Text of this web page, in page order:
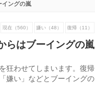
イングの嵐
現在（560） 嫌い（48） 復帰（11）
らはブーイングの嵐
狂わせてしまいます。復帰
嫌い」などとブーイングの